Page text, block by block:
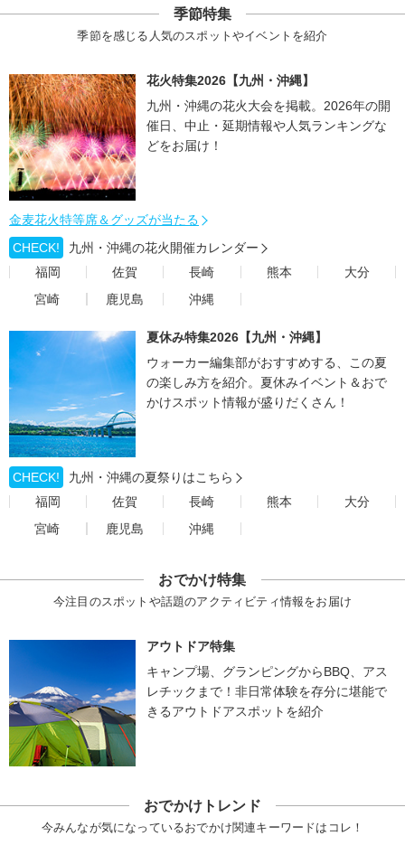
季節特集
季節を感じる人気のスポットやイベントを紹介
花火特集2026【九州・沖縄】
九州・沖縄の花火大会を掲載。2026年の開
催日、中止・延期情報や人気ランキングな
どをお届け！
金麦花火特等席＆グッズが当たる
CHECK!
九州・沖縄の花火開催カレンダー
福岡
佐賀 長崎 熊本
大分
宮崎
鹿児島 沖縄
夏休み特集2026【九州・沖縄】
ウォーカー編集部がおすすめする、この夏
の楽しみ方を紹介。夏休みイベント＆おで
かけスポット情報が盛りだくさん！
CHECK!
九州・沖縄の夏祭りはこちら
福岡
佐賀 長崎 熊本
大分
宮崎
鹿児島 沖縄
おでかけ特集
今注目のスポットや話題のアクティビティ情報をお届け
アウトドア特集
キャンプ場、グランピングからBBQ、アス
レチックまで！非日常体験を存分に堪能で
きるアウトドアスポットを紹介
おでかけトレンド
今みんなが気になっているおでかけ関連キーワードはコレ！